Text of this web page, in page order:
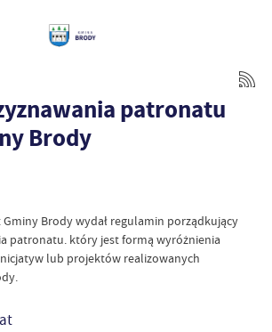
patronatu
Brody
Gminy Brody wydał regulamin porządkujący
patronatu. który jest formą wyróżnienia
lub projektów realizowanych